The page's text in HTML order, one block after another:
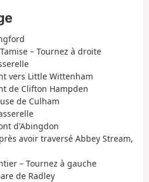
– Tournez à droite
vers Little Wittenham
de Clifton Hampden
de Culham
d'Abingdon
avoir traversé Abbey Stream,
– Tournez à gauche
de Radley